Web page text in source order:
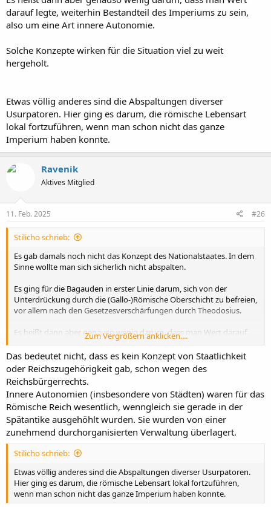
darauf legte, weiterhin Bestandteil des Imperiums zu sein,
also um eine Art innere Autonomie.
Solche Konzepte wirken für die Situation viel zu weit
hergeholt.
Etwas völlig anderes sind die Abspaltungen diverser
Usurpatoren. Hier ging es darum, die römische Lebensart
lokal fortzuführen, wenn man schon nicht das ganze
Imperium haben konnte.
Ravenik
Aktives Mitglied
11. Feb. 2025 #26
Stilicho schrieb:
Es gab damals noch nicht das Konzept des Nationalstaates. In dem
Sinne wollte man sich sicherlich nicht abspalten.
Es ging für die Bagauden in erster Linie darum, sich von der
Unterdrückung durch die (Gallo-)Römische Oberschicht zu befreien,
vor allem nach den Gesetzesverschärfungen durch Theodosius.
Es heißt dann aber genauso wenig darum, dass man Wert darauf
legte, weiterhin Bestandteil des Imperiums zu sein, also um eine Art
innere Autonomie.
Solche Konzepte wirken für die Situation viel zu weit hergeholt.
Zum Vergrößern anklicken....
Das bedeutet nicht, dass es kein Konzept von Staatlichkeit
oder Reichszugehörigkeit gab, schon wegen des
Reichsbürgerrechts.
Innere Autonomien (insbesondere von Städten) waren für das
Römische Reich wesentlich, wenngleich sie gerade in der
Spätantike ausgehöhlt wurden. Sie wurden von einer
zunehmend durchorganisierten Verwaltung überlagert.
Stilicho schrieb:
Etwas völlig anderes sind die Abspaltungen diverser Usurpatoren.
Hier ging es darum, die römische Lebensart lokal fortzuführen,
wenn man schon nicht das ganze Imperium haben konnte.